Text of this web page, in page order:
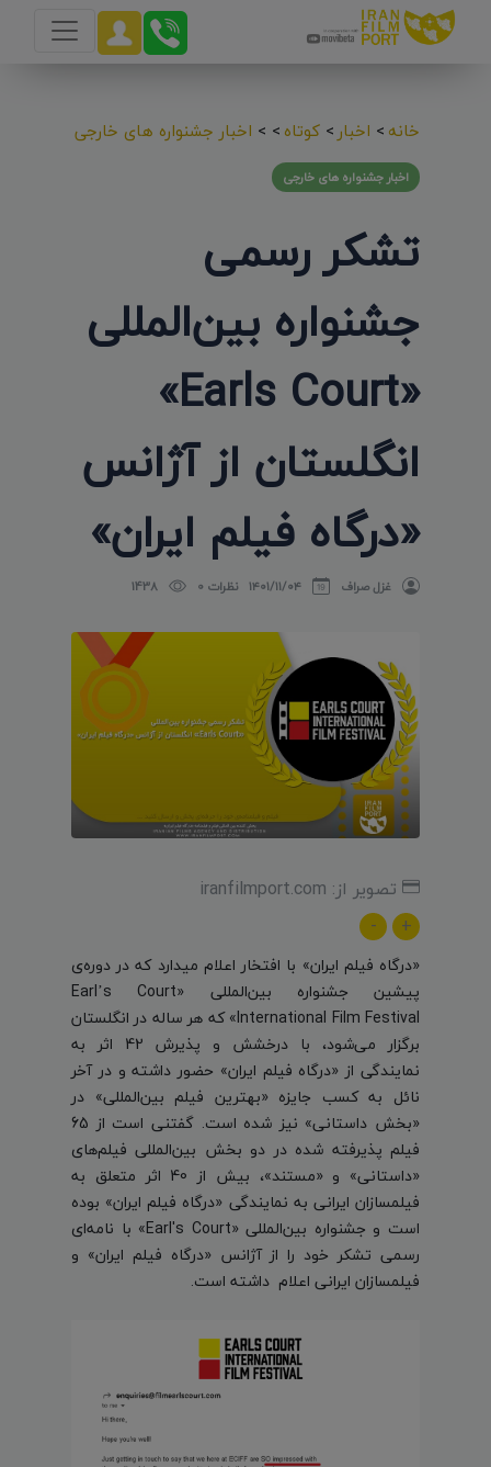
خانه> اخبار> کوتاه>
> اخبار جشنواره های خارجی
اخبار جشنواره های خارجی
تشکر رسمی
جشنواره بین‌المللی
«Earls Court»
انگلستان از آژانس
«درگاه فیلم ایران»
غزل صراف ۱۴۰۱/۱۱/۰۴ نظرات 0 1438
تصویر از: iranfilmport.com
+
-
«درگاه فیلم ایران» با افتخار اعلام میدارد که در دوره‌ی
پیشین جشنواره بین‌المللی «Earl’s Court
International Film Festival» که هر ساله در انگلستان
برگزار می‌شود، با درخشش و پذیرش 42 اثر به
نمایندگی از «درگاه فیلم ایران» حضور داشته و در آخر
نائل به کسب جایزه «بهترین فیلم بین‌المللی» در
«بخش داستانی» نیز شده است. گفتنی است از 65
فیلم پذیرفته شده در دو بخش بین‌المللی فیلم‌های
«داستانی» و «مستند»، بیش از 40 اثر متعلق به
فیلمسازان ایرانی به نمایندگی «درگاه فیلم ایران» بوده
است و جشنواره بین‌المللی «Earl's Court» با نامه‌ای
رسمی تشکر خود را از آژانس «درگاه فیلم ایران» و
فیلمسازان ایرانی اعلام داشته است.